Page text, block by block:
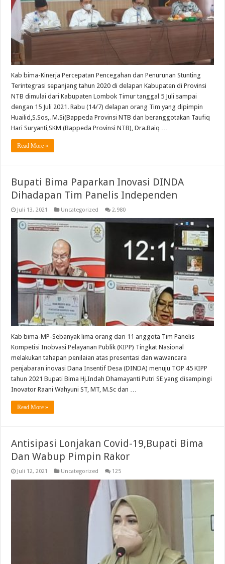
Kab bima-Kinerja Percepatan Pencegahan dan Penurunan Stunting
Terintegrasi sepanjang tahun 2020 di delapan Kabupaten di Provinsi
NTB dimulai dari Kabupaten Lombok Timur tanggal 5 Juli sampai
dengan 15 Juli 2021. Rabu (14/7) delapan orang Tim yang dipimpin
Huailid,S.Sos,. M.Si(Bappeda Provinsi NTB dan beranggotakan Taufiq
Hari Suryanti,SKM (Bappeda Provinsi NTB), Dra.Baiq …
Read More »
Bupati Bima Paparkan Inovasi DINDA
Dihadapan Tim Panelis Independen
Juli 13, 2021 Uncategorized 2,980
Kab bima-MP-Sebanyak lima orang dari 11 anggota Tim Panelis
Kompetisi Inobvasi Pelayanan Publik (KIPP) Tingkat Nasional
melakukan tahapan penilaian atas presentasi dan wawancara
penjabaran inovasi Dana Insentif Desa (DINDA) menuju TOP 45 KIPP
tahun 2021 Bupati Bima Hj.Indah Dhamayanti Putri SE yang disampingi
Inovator Raani Wahyuni ST, MT, M.Sc dan …
Read More »
Antisipasi Lonjakan Covid-19,Bupati Bima
Dan Wabup Pimpin Rakor
Juli 12, 2021 Uncategorized 125